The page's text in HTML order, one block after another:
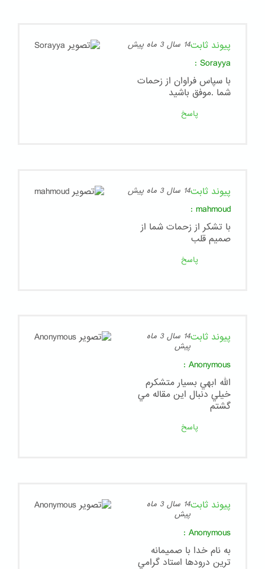
پیوند ثابت14 سال 3 ماه پیش
Sorayya
:
با سپاس فراوان از زحمات
شما .موفق باشید
پاسخ
پیوند ثابت14 سال 3 ماه پیش
mahmoud
:
با تشکر از زحمات شما از
صمیم قلب
پاسخ
پیوند ثابت
14 سال 3 ماه
پیش
Anonymous
:
الله ابهي بسيار متشكرم
خيلي دنبال اين مقاله مي
گشتم
پاسخ
پیوند ثابت
14 سال 3 ماه
پیش
Anonymous
:
به نام خدا با صميمانه
ترين درودها استاد گرامي